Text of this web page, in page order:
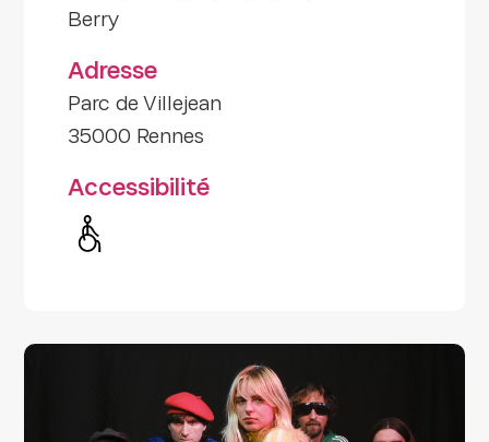
Berry
Adresse
Parc de Villejean
35000 Rennes
Accessibilité